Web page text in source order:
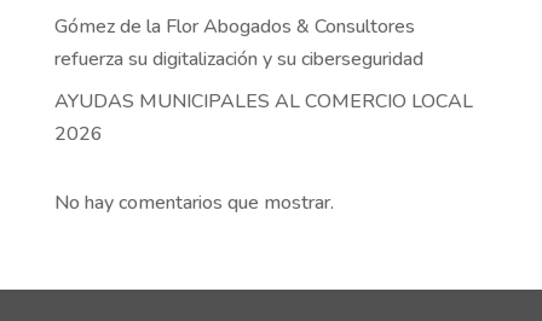
Gómez de la Flor Abogados & Consultores
refuerza su digitalización y su ciberseguridad
AYUDAS MUNICIPALES AL COMERCIO LOCAL
2026
No hay comentarios que mostrar.